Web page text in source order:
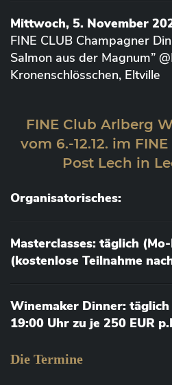
Mittwoch, 5. November
FINE CLUB Champagner
Salmon aus der Magnum”
Kronenschlösschen, Eltville
FINE Club Arlberg
vom 6.-12.12. im
Post Lech in
Organisatorisches:
Masterclasses: täglich
(kostenlose Teilnahme
Winemaker Dinner:
19:00 Uhr zu je 250 EUR
Die Termine